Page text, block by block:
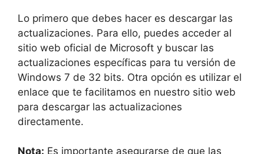
Lo primero que debes hacer es descargar las
actualizaciones. Para ello, puedes acceder al
sitio web oficial de Microsoft y buscar las
actualizaciones específicas para tu versión de
Windows 7 de 32 bits. Otra opción es utilizar el
enlace que te facilitamos en nuestro sitio web
para descargar las actualizaciones
directamente.
Nota: Es importante asegurarse de que las